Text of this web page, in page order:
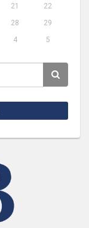
21
22
28
29
4 5